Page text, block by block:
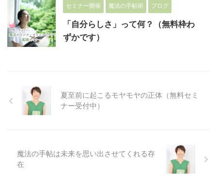
セミナー開催 魔法の手帖術 ブログ
「自分らしさ」って何？（無料枠わ
ずかです）
夏至前に起こるモヤモヤの正体（無料セミ
ナー受付中）
魔法の手帖は未来を思い出させてくれる存
在